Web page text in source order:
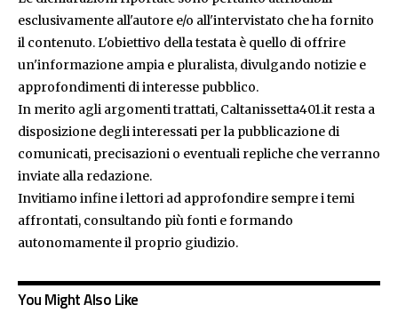
esclusivamente all'autore e/o all'intervistato che ha fornito
il contenuto. L'obiettivo della testata è quello di offrire
un'informazione ampia e pluralista, divulgando notizie e
approfondimenti di interesse pubblico.
In merito agli argomenti trattati, Caltanissetta401.it resta a
disposizione degli interessati per la pubblicazione di
comunicati, precisazioni o eventuali repliche che verranno
inviate alla redazione.
Invitiamo infine i lettori ad approfondire sempre i temi
affrontati, consultando più fonti e formando
autonomamente il proprio giudizio.
You Might Also Like